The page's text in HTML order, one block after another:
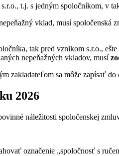
t.j. s jedným spoločníkom, v
vklad, musí spoločenská
tak pred vznikom s.r.o.,
nepeňažných vkladov, musí
zakladateľom sa môže zapísať
2026
náležitosti spoločenskej
označenie „spoločnosť s